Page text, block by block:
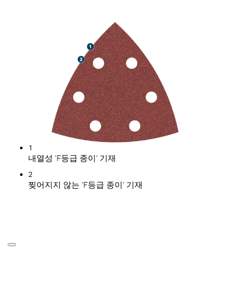
1
내열성 'F등급 종이' 기재
2
찢어지지 않는 'F등급 종이' 기재